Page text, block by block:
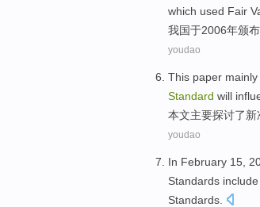
which used Fair
我国于2006年颁布
youdao
This paper mainly
Standard will
本文主要探讨了新
youdao
In February 15 ,
Standards include
Standards.